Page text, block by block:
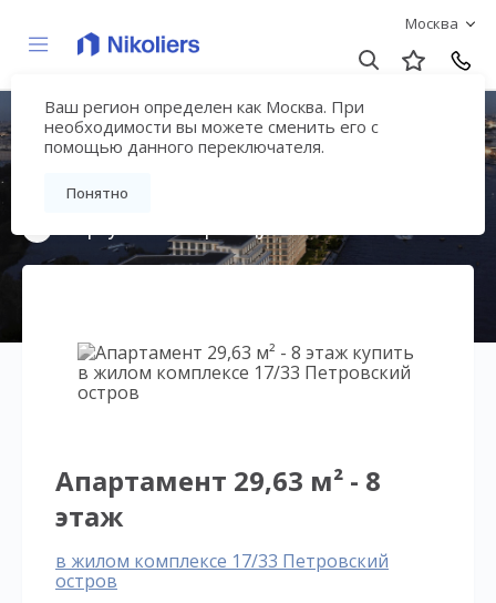
Москва
Ваш регион определен как Москва. При
необходимости вы можете сменить его с
помощью данного переключателя.
Понятно
17/33 Петровский
остров
Апартамент 29,63 м² - 8
этаж
в жилом комплексе 17/33 Петровский
остров